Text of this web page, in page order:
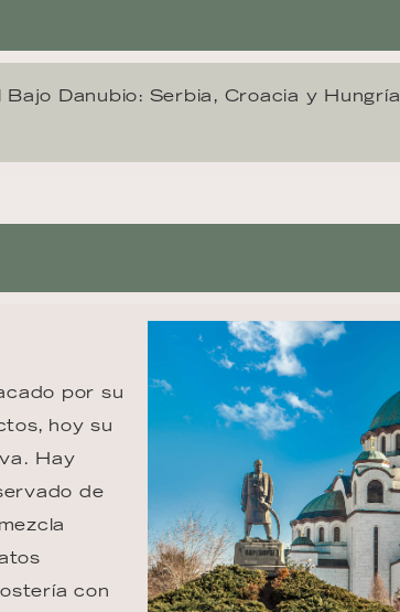
Bajo Danubio: Serbia, Croacia y Hungría
por su
hoy su
Hay
de
con